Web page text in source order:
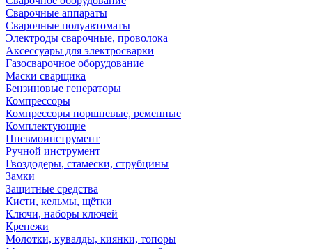
Сварочные аппараты
Сварочные полуавтоматы
Электроды сварочные, проволока
Аксессуары для электросварки
Газосварочное оборудование
Маски сварщика
Бензиновые генераторы
Компрессоры
Компрессоры поршневые, ременные
Комплектующие
Пневмоинструмент
Ручной инструмент
Гвоздодеры, стамески, струбцины
Замки
Защитные средства
Кисти, кельмы, щётки
Ключи, наборы ключей
Крепежи
Молотки, кувалды, киянки, топоры